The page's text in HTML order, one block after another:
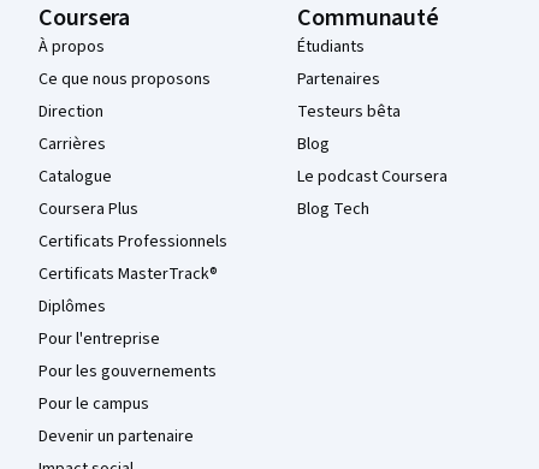
Coursera
À propos
Ce que nous proposons
Direction
Carrières
Catalogue
Coursera Plus
Certificats Professionnels
Certificats MasterTrack®
Diplômes
Pour l'entreprise
Pour les gouvernements
Pour le campus
Devenir un partenaire
Communauté
Étudiants
Partenaires
Testeurs bêta
Blog
Le podcast Coursera
Blog Tech